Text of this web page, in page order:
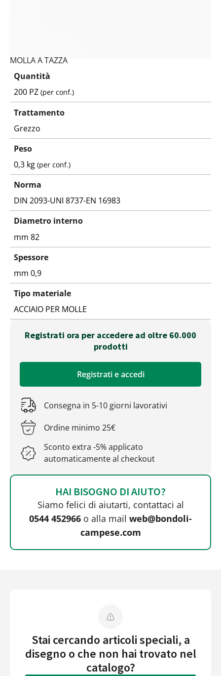
MOLLA A TAZZA
Quantità
200 PZ(per conf.)
Trattamento
Grezzo
Peso
0,3 kg(per conf.)
Norma
DIN 2093-UNI 8737-EN 16983
Diametro interno
mm 82
Spessore
mm 0,9
Tipo materiale
ACCIAIO PER MOLLE
Registrati ora per accedere ad oltre 60.000
prodotti
Registrati e accedi
Consegna in 5-10 giorni lavorativi
Ordine minimo 25€
Sconto extra -5% applicato
automaticamente al checkout
HAI BISOGNO DI AIUTO?
Siamo felici di aiutarti, contattaci al
0544 452966 o alla mail web@bondoli-
campese.com
Stai cercando articoli speciali, a
disegno o che non hai trovato nel
catalogo?